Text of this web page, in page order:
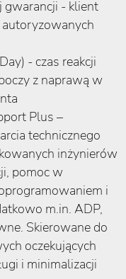
- klient
- czas reakcji
z naprawą w
Plus –
technicznego
inżynierów
pomoc w
i
m.in. ADP,
Skierowane do
oczekujących
i minimalizacji